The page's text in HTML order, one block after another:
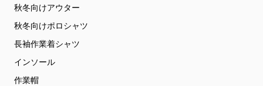
秋冬向けアウター
秋冬向けポロシャツ
長袖作業着シャツ
インソール
作業帽